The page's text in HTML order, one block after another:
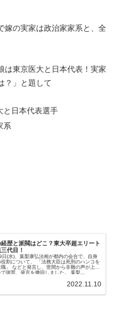
嫁の実家は政治家家系と、全
は東京医大と日本代表！実家
？」と題して
と日本代表選手
系
歴と派閥はどこ？東大卒超エリート
代目！
(水)、葉梨康弘法相が都内の会合で、自身
割について、 「法務大臣は死刑のハンコを
」 などと発言し、世間から非難の声が上が
謝罪、発言を撤回しました。 葉梨...
2022.11.10